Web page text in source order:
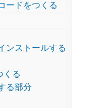
ードをつくる
ンストールする
くる
る部分